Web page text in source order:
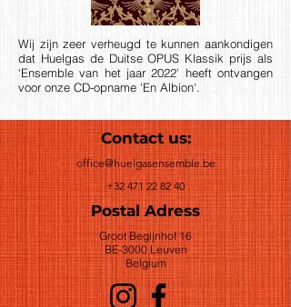
Wij zijn zeer verheugd te kunnen aankondigen
dat Huelgas de Duitse OPUS Klassik prijs als
‘Ensemble van het jaar 2022’ heeft ontvangen
voor onze CD-opname 'En Albion'.
Contact us:
office@huelgasensemble.be
+32 471 22 82 40
Postal Adress
Groot Begijnhof 16
BE-3000 Leuven
Belgium